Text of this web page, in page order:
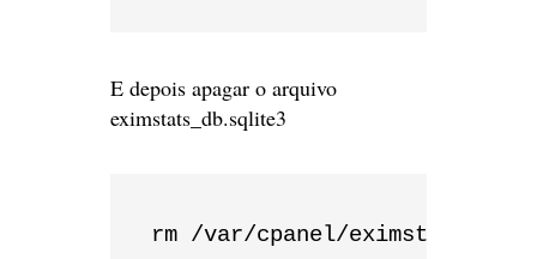
E depois apagar o arquivo
eximstats_db.sqlite3
rm /var/cpanel/